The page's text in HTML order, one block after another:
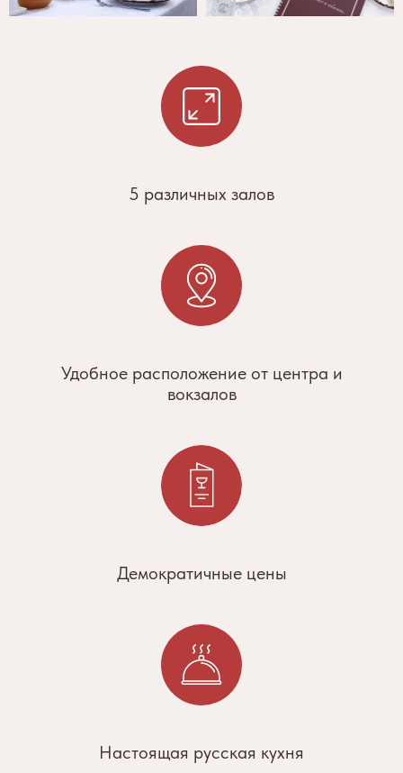
5 различных залов
Удобное расположение от центра и
вокзалов
Демократичные цены
Настоящая русская кухня